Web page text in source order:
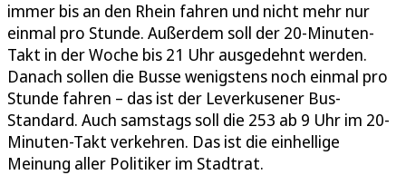
immer bis an den Rhein fahren und nicht mehr nur
einmal pro Stunde. Außerdem soll der 20-Minuten-
Takt in der Woche bis 21 Uhr ausgedehnt werden.
Danach sollen die Busse wenigstens noch einmal pro
Stunde fahren – das ist der Leverkusener Bus-
Standard. Auch samstags soll die 253 ab 9 Uhr im 20-
Minuten-Takt verkehren. Das ist die einhellige
Meinung aller Politiker im Stadtrat.